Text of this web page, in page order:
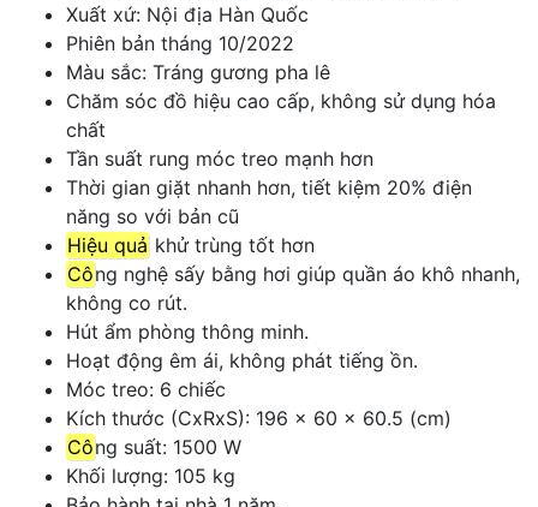
Xuất xứ: Nội địa Hàn Quốc
Phiên bản tháng 10/2022
Màu sắc: Tráng gương pha lê
Chăm sóc đồ hiệu cao cấp, không sử dụng hóa
chất
Tần suất rung móc treo mạnh hơn
Thời gian giặt nhanh hơn, tiết kiệm 20% điện
năng so với bản cũ
Hiệu quả khử trùng tốt hơn
Công nghệ sấy bằng hơi giúp quần áo khô nhanh,
không co rút.
Hút ẩm phòng thông minh.
Hoạt động êm ái, không phát tiếng ồn.
Móc treo: 6 chiếc
Kích thước (CxRxS): 196 × 60 × 60.5 (cm)
Công suất: 1500 W
Khối lượng: 105 kg